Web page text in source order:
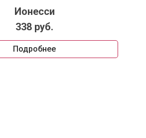
Ионесси
338 руб.
Подробнее